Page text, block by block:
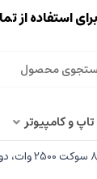
برای استفاده از
و کامپیوتر